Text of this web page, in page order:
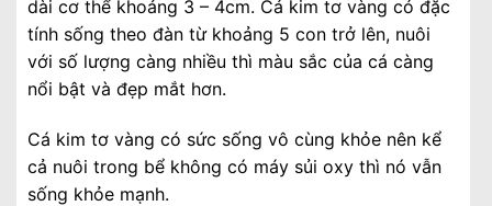
dài cơ thể khoảng 3 – 4cm. Cá kim tơ vàng có đặc
tính sống theo đàn từ khoảng 5 con trở lên, nuôi
với số lượng càng nhiều thì màu sắc của cá càng
nổi bật và đẹp mắt hơn.
Cá kim tơ vàng có sức sống vô cùng khỏe nên kể
cả nuôi trong bể không có máy sủi oxy thì nó vẫn
sống khỏe mạnh.